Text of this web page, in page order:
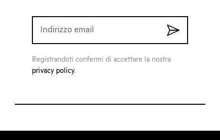
Registrandoti confermi di accettare la nostra
privacy policy.